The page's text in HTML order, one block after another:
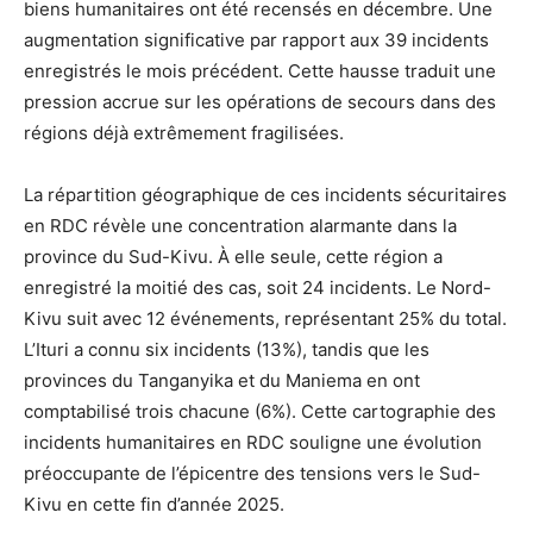
biens humanitaires ont été recensés en décembre. Une
augmentation significative par rapport aux 39 incidents
enregistrés le mois précédent. Cette hausse traduit une
pression accrue sur les opérations de secours dans des
régions déjà extrêmement fragilisées.
La répartition géographique de ces incidents sécuritaires
en RDC révèle une concentration alarmante dans la
province du Sud-Kivu. À elle seule, cette région a
enregistré la moitié des cas, soit 24 incidents. Le Nord-
Kivu suit avec 12 événements, représentant 25% du total.
L’Ituri a connu six incidents (13%), tandis que les
provinces du Tanganyika et du Maniema en ont
comptabilisé trois chacune (6%). Cette cartographie des
incidents humanitaires en RDC souligne une évolution
préoccupante de l’épicentre des tensions vers le Sud-
Kivu en cette fin d’année 2025.